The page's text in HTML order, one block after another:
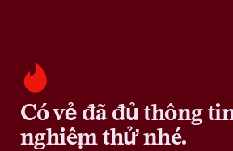
Có vẻ đã đủ thông
nghiệm thử nhé.